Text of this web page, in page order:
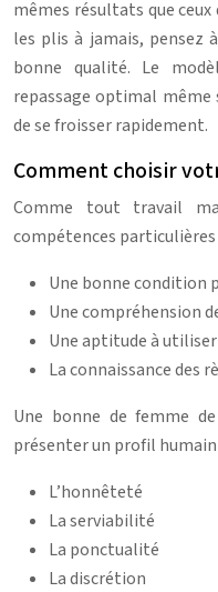
mêmes résultats que ceux
les plis à jamais, pensez
bonne qualité. Le
repassage optimal
de se froisser rapidement.
Comment choisir
Comme tout travail
compétences
Une bonne condition
Une compréhension
Une aptitude à
La connaissance des
Une bonne de femme de
présenter un profil
L’honnêteté
La serviabilité
La ponctualité
La discrétion